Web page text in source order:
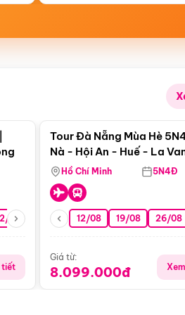
08 26/08 05/09 09/09 12/09
tiết
Tour Đà Nẵng Mùa Hè
Nà - Hội An - Huế - La
Động Thiên Đường
Hồ Chí Minh 5N4Đ
12/08 19/08 26/08
Giá từ:
8.099.000đ